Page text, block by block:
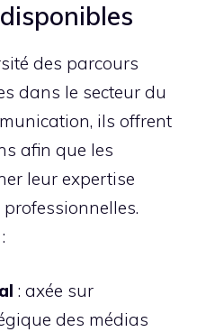
des parcours
dans le secteur du
ils offrent
afin que les
leur expertise
: axée sur
des médias